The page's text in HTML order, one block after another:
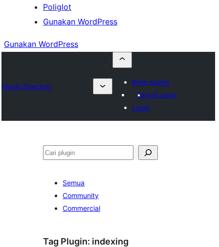
Poliglot
Gunakan WordPress
Gunakan WordPress
Plugin Directory
Kirim plugin
Favorit saya
Login
Cari
Semua
Community
Commercial
Tag Plugin: indexing